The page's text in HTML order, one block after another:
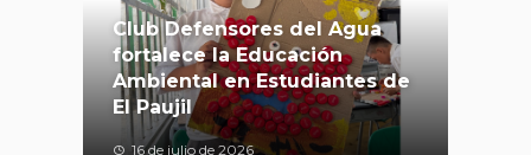
Club Defensores del Agua
fortalece la Educación
Ambiental en Estudiantes de
El Paujil
16 de julio de 2026